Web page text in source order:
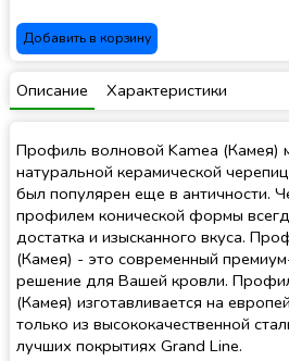
Добавить в корзину
Описание Характеристики
Профиль волновой Kamea (Камея)
натуральной керамической
был популярен еще в античности.
профилем конической формы
достатка и изысканного вкуса.
(Камея) - это современный
решение для Вашей кровли.
(Камея) изготавливается на
только из высококачественной
лучших покрытиях Grand Line.